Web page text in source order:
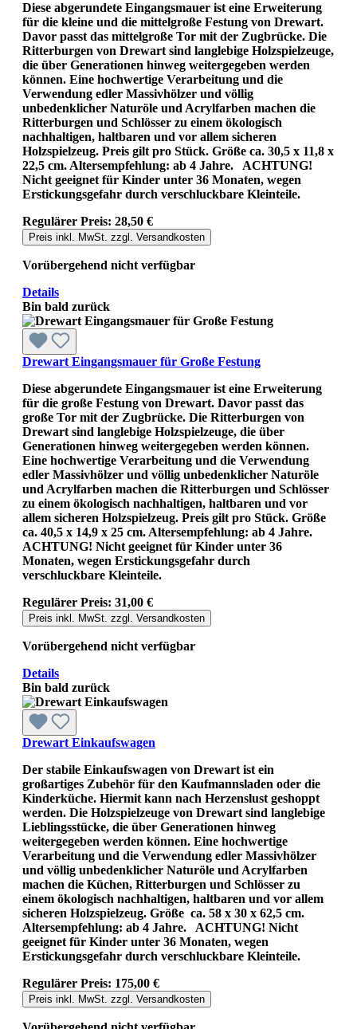
Diese abgerundete Eingangsmauer ist eine Erweiterung
für die kleine und die mittelgroße Festung von Drewart.
Davor passt das mittelgroße Tor mit der Zugbrücke. Die
Ritterburgen von Drewart sind langlebige Holzspielzeuge,
die über Generationen hinweg weitergegeben werden
können. Eine hochwertige Verarbeitung und die
Verwendung edler Massivhölzer und völlig
unbedenklicher Naturöle und Acrylfarben machen die
Ritterburgen und Schlösser zu einem ökologisch
nachhaltigen, haltbaren und vor allem sicheren
Holzspielzeug. Preis gilt pro Stück. Größe ca. 30,5 x 11,8 x
22,5 cm. Altersempfehlung: ab 4 Jahre. ACHTUNG!
Nicht geeignet für Kinder unter 36 Monaten, wegen
Erstickungsgefahr durch verschluckbare Kleinteile.
Regulärer Preis: 28,50 €
Preis inkl. MwSt. zzgl. Versandkosten
Vorübergehend nicht verfügbar
Details
Bin bald zurück
Drewart Eingangsmauer für Große Festung
Diese abgerundete Eingangsmauer ist eine Erweiterung
für die große Festung von Drewart. Davor passt das
große Tor mit der Zugbrücke. Die Ritterburgen von
Drewart sind langlebige Holzspielzeuge, die über
Generationen hinweg weitergegeben werden können.
Eine hochwertige Verarbeitung und die Verwendung
edler Massivhölzer und völlig unbedenklicher Naturöle
und Acrylfarben machen die Ritterburgen und Schlösser
zu einem ökologisch nachhaltigen, haltbaren und vor
allem sicheren Holzspielzeug. Preis gilt pro Stück. Größe
ca. 40,5 x 14,9 x 25 cm. Altersempfehlung: ab 4 Jahre.
ACHTUNG! Nicht geeignet für Kinder unter 36
Monaten, wegen Erstickungsgefahr durch
verschluckbare Kleinteile.
Regulärer Preis: 31,00 €
Preis inkl. MwSt. zzgl. Versandkosten
Vorübergehend nicht verfügbar
Details
Bin bald zurück
Drewart Einkaufswagen
Der stabile Einkaufswagen von Drewart ist ein
großartiges Zubehör für den Kaufmannsladen oder die
Kinderküche. Hiermit kann nach Herzenslust geshoppt
werden. Die Holzspielzeuge von Drewart sind langlebige
Lieblingsstücke, die über Generationen hinweg
weitergegeben werden können. Eine hochwertige
Verarbeitung und die Verwendung edler Massivhölzer
und völlig unbedenklicher Naturöle und Acrylfarben
machen die Küchen, Ritterburgen und Schlösser zu
einem ökologisch nachhaltigen, haltbaren und vor allem
sicheren Holzspielzeug. Größe ca. 58 x 30 x 62,5 cm.
Altersempfehlung: ab 4 Jahre. ACHTUNG! Nicht
geeignet für Kinder unter 36 Monaten, wegen
Erstickungsgefahr durch verschluckbare Kleinteile.
Regulärer Preis: 175,00 €
Preis inkl. MwSt. zzgl. Versandkosten